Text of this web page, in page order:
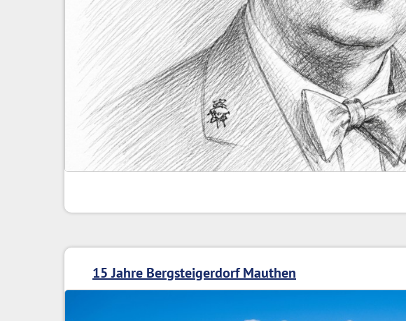
15 Jahre Bergsteigerdorf Mauthen